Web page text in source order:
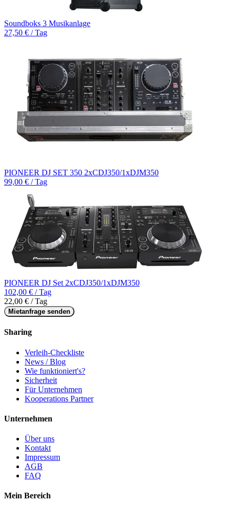
Soundboks 3 Musikanlage
27,50 € / Tag
PIONEER DJ SET 350 2xCDJ350/1xDJM350
99,00 € / Tag
PIONEER DJ Set 2xCDJ350/1xDJM350
102,00 € / Tag
22,00 € / Tag
Mietanfrage senden
Sharing
Verleih-Checkliste
News / Blog
Wie funktioniert's?
Sicherheit
Für Unternehmen
Kooperations Partner
Unternehmen
Über uns
Kontakt
Impressum
AGB
FAQ
Mein Bereich